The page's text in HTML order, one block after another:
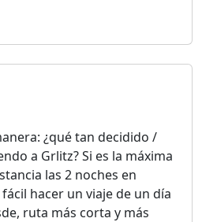
¿qué tan decidido /
a Grlitz? Si es la máxima
las 2 noches en
hacer un viaje de un día
ruta más corta y más